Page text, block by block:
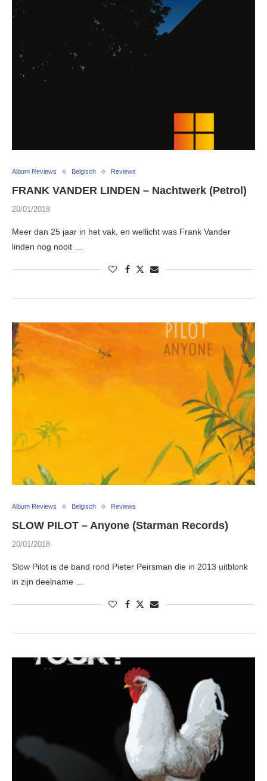
Album Reviews Belgisch Reviews
FRANK VANDER LINDEN – Nachtwerk (Petrol)
20/01/2018
Meer dan 25 jaar in het vak, en wellicht was Frank Vander
linden nog nooit …
Album Reviews Belgisch Reviews
SLOW PILOT – Anyone (Starman Records)
20/01/2018
Slow Pilot is de band rond Pieter Peirsman die in 2013 uitblonk
in zijn deelname …